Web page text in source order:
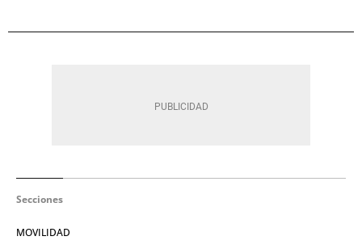
Secciones
MOVILIDAD